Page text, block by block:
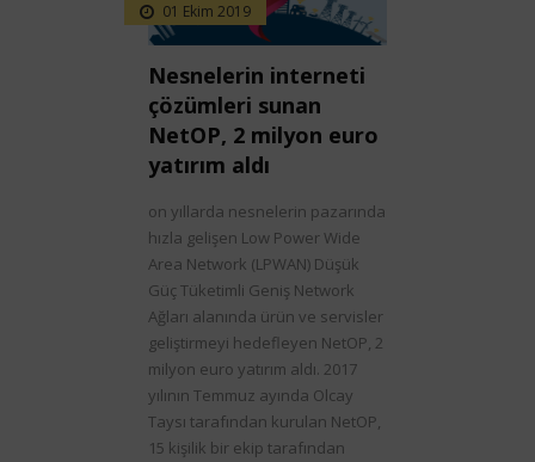
01 Ekim 2019
Nesnelerin interneti
çözümleri sunan
NetOP, 2 milyon euro
yatırım aldı
on yıllarda nesnelerin pazarında
hızla gelişen Low Power Wide
Area Network (LPWAN) Düşük
Güç Tüketimli Geniş Network
Ağları alanında ürün ve servisler
geliştirmeyi hedefleyen NetOP, 2
milyon euro yatırım aldı. 2017
yılının Temmuz ayında Olcay
Taysı tarafından kurulan NetOP,
15 kişilik bir ekip tarafından